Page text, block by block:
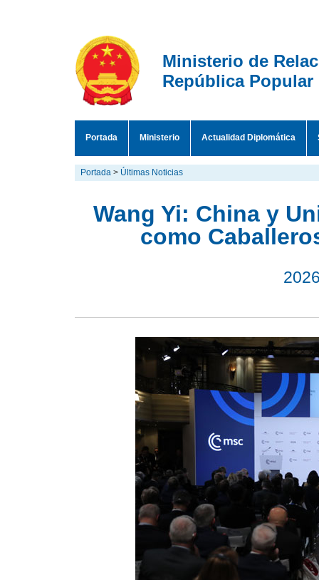
Ministerio de
República Popular
Portada Ministerio Actualidad Diplomática
Portada > Últimas Noticias
Wang Yi: China y
como